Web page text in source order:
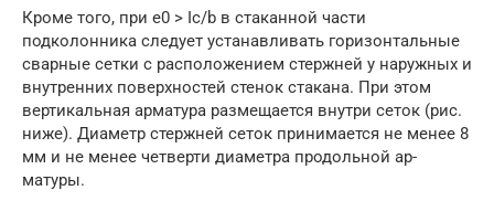
Кроме того, при е0 > Iс/b в стаканной части
подколонника следует уста­навливать горизонтальные
сварные сетки с расположением стержней у на­ружных и
внутренних поверхностей стенок стакана. При этом
вертикальная арматура размещается внутри сеток (рис.
ниже). Диаметр стержней сеток принимается не менее 8
мм и не менее четверти диаметра продольной ар­
матуры.